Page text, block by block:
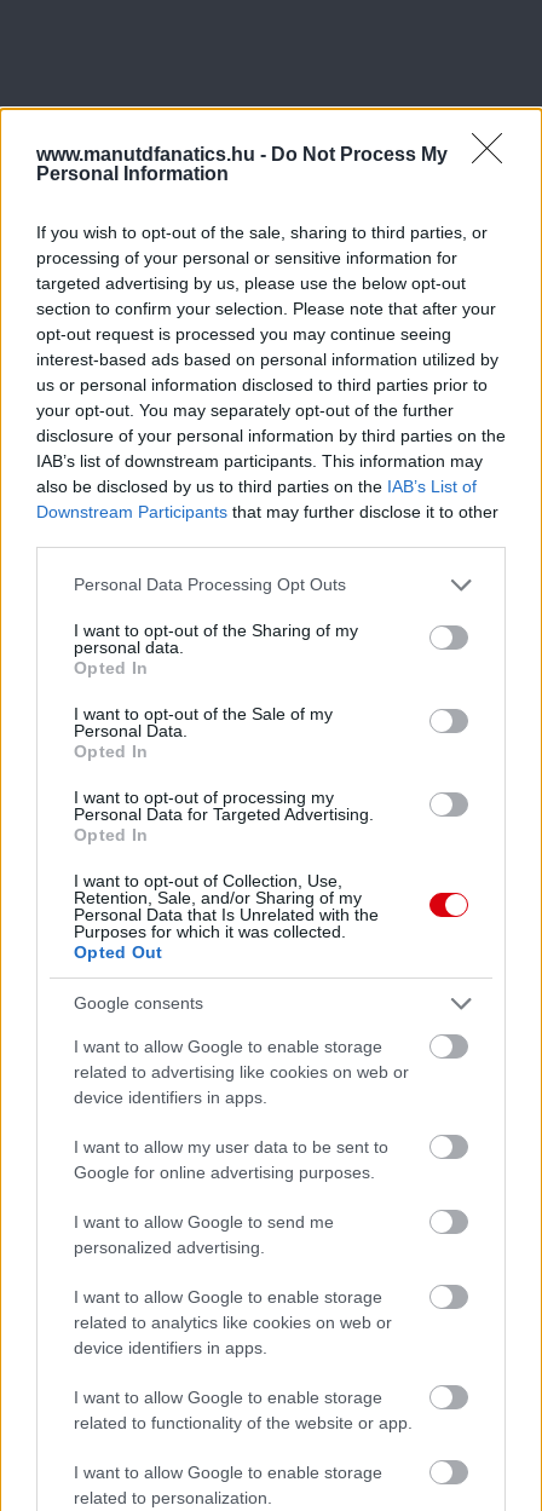
www.manutdfanatics.hu - Do Not Process My
Personal Information
If you wish to opt-out of the sale, sharing to third parties, or
processing of your personal or sensitive information for
targeted advertising by us, please use the below opt-out
section to confirm your selection. Please note that after your
opt-out request is processed you may continue seeing
interest-based ads based on personal information utilized by
us or personal information disclosed to third parties prior to
your opt-out. You may separately opt-out of the further
disclosure of your personal information by third parties on the
IAB’s list of downstream participants. This information may
also be disclosed by us to third parties on the IAB’s List of
Downstream Participants that may further disclose it to other
Please note that this website/app uses one or more Google
not limited to your visit or usage behaviour. You may click to
grant or deny consent to Google and its third-party tags to
use your data for below specified purposes in below Google
consent section.
Personal Data Processing Opt Outs
I want to opt-out of the Sharing of my
personal data.
Opted In
I want to opt-out of the Sale of my
Personal Data.
Opted In
I want to opt-out of processing my
Personal Data for Targeted Advertising.
Opted In
I want to opt-out of Collection, Use,
Retention, Sale, and/or Sharing of my
Personal Data that Is Unrelated with the
Purposes for which it was collected.
Opted Out
Google consents
I want to allow Google to enable storage
related to advertising like cookies on web or
device identifiers in apps.
I want to allow my user data to be sent to
Google for online advertising purposes.
I want to allow Google to send me
personalized advertising.
I want to allow Google to enable storage
related to analytics like cookies on web or
device identifiers in apps.
I want to allow Google to enable storage
related to functionality of the website or app.
I want to allow Google to enable storage
related to personalization.
Meccs Center
Paris Saint-Germain
Manchester United
Felkészülési szezon 4. mérkőzés
2026-08-08 17:00
0 nap 10 óra 46 perc 45 másodperc
Leeds Unitedvs Manchester United2026-08-12 20:30
AC MilanvsManchester United
Támogatás
Támogasd adományoddal
Kapcsolódó hírek
MANCHESTER UNITED